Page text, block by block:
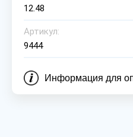
12.48
Артикул:
9444
Информация для